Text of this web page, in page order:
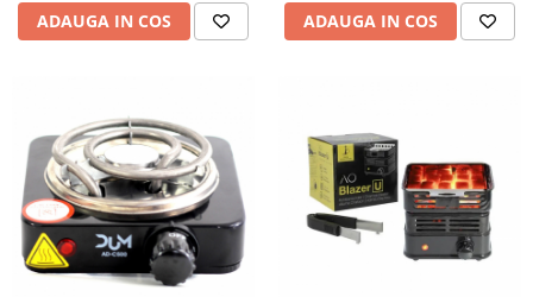
ADAUGA IN COS ADAUGA IN COS